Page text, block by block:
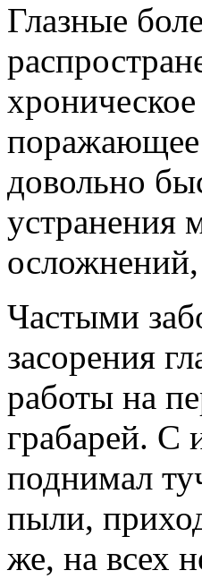
Глазные
поражающее
довольно
устранения
осложнений,
Частыми
засорения
работы на
грабарей. С
поднимал
пыли,
же, на всех